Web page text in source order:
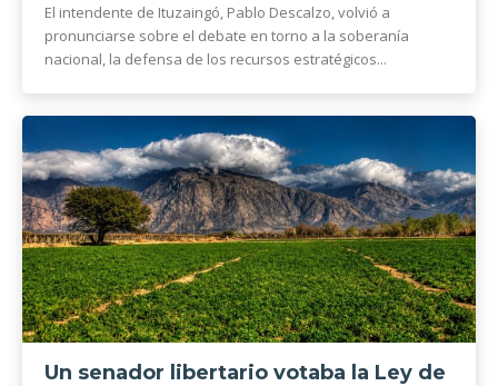
El intendente de Ituzaingó, Pablo Descalzo, volvió a
pronunciarse sobre el debate en torno a la soberanía
nacional, la defensa de los recursos estratégicos...
Un senador libertario votaba la Ley de